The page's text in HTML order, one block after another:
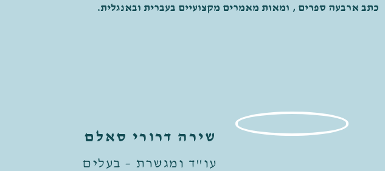
כתב ארבעה ספרים , ומאות מאמרים מקצועיים בעברית ובאנגלית.
שירה דרורי סאלם
עו"ד ומגשרת – בעלים